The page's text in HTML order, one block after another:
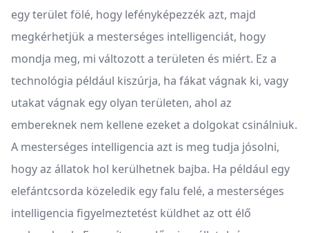
egy terület fölé, hogy lefényképezzék azt, majd
megkérhetjük a mesterséges intelligenciát, hogy
mondja meg, mi változott a területen és miért. Ez a
technológia például kiszúrja, ha fákat vágnak ki, vagy
utakat vágnak egy olyan területen, ahol az
embereknek nem kellene ezeket a dolgokat csinálniuk.
A mesterséges intelligencia azt is meg tudja jósolni,
hogy az állatok hol kerülhetnek bajba. Ha például egy
elefántcsorda közeledik egy falu felé, a mesterséges
intelligencia figyelmeztetést küldhet az ott élő